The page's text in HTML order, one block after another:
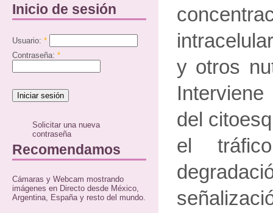
Inicio de sesión
Usuario: *
Contraseña: *
Solicitar una nueva
contraseña
Recomendamos
Cámaras y Webcam mostrando
imágenes en Directo desde México,
Argentina, España y resto del mundo.
y otros
del
el